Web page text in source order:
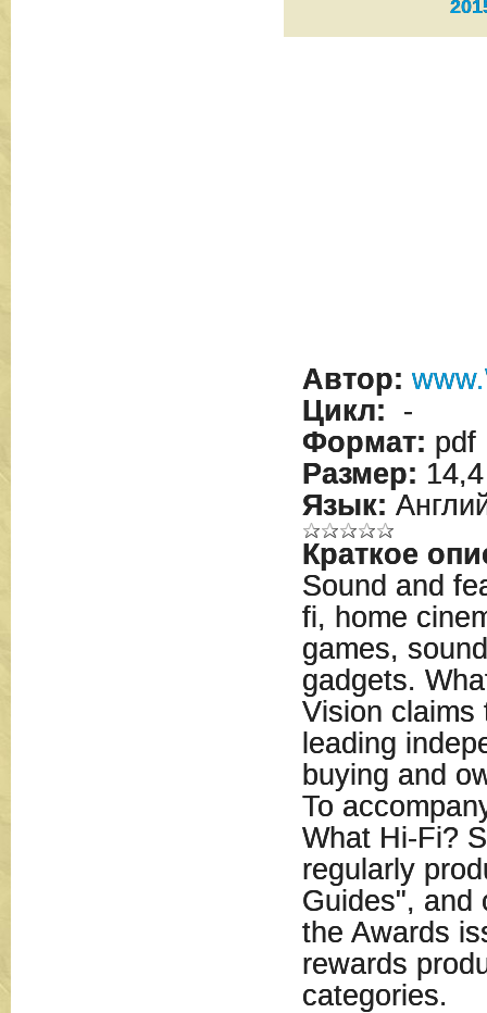
Автор:
Цикл: -
Формат: pdf
Размер:
Язык:
Краткое
Sound and
fi, home
games,
gadgets.
Vision claims
leading
buying and
To
What Hi-Fi?
regularly
Guides", and
the Awards
rewards
categories.